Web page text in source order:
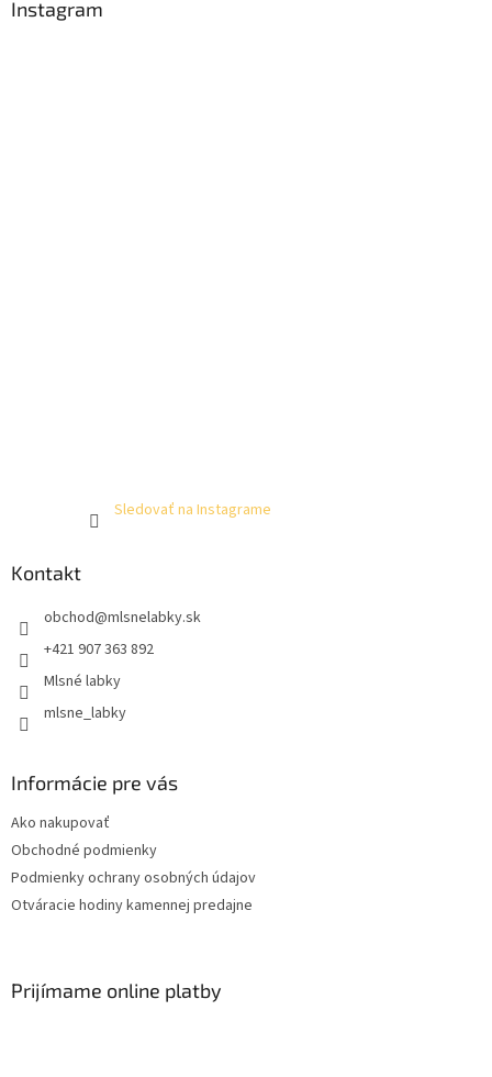
Instagram
Sledovať na Instagrame
Kontakt
obchod@mlsnelabky.sk
+421 907 363 892
Mlsné labky
mlsne_labky
Informácie pre vás
Ako nakupovať
Obchodné podmienky
Podmienky ochrany osobných údajov
Otváracie hodiny kamennej predajne
Prijímame online platby